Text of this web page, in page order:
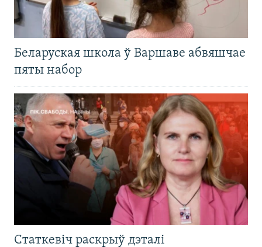
Беларуская школа ў Варшаве абвяшчае
пяты набор
Статкевіч раскрыў дэталі